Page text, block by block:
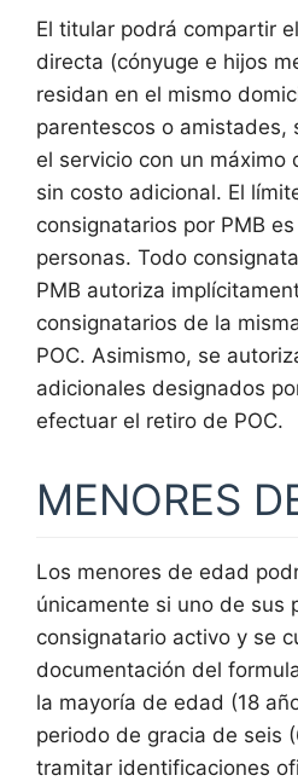
El titular podrá compartir
directa (cónyuge e hijos
residan en el mismo
parentescos o amistades,
el servicio con un máximo
sin costo adicional. El
consignatarios por PMB
personas. Todo
PMB autoriza
consignatarios de la
POC. Asimismo, se
adicionales designados
efectuar el retiro de POC.
MENORES
Los menores de edad
únicamente si uno de sus
consignatario activo y se
documentación del
la mayoría de edad (18
periodo de gracia de seis
tramitar identificaciones